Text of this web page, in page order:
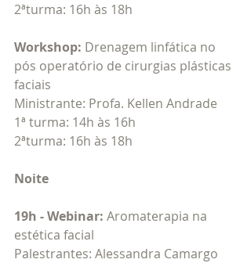
2ªturma: 16h às 18h
Workshop: Drenagem linfática no
pós operatório de cirurgias plásticas
faciais
Ministrante: Profa. Kellen Andrade
1ª turma: 14h às 16h
2ªturma: 16h às 18h
Noite
19h - Webinar: Aromaterapia na
estética facial
Palestrantes: Alessandra Camargo